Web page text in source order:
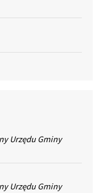
Urzędu Gminy
Urzędu Gminy